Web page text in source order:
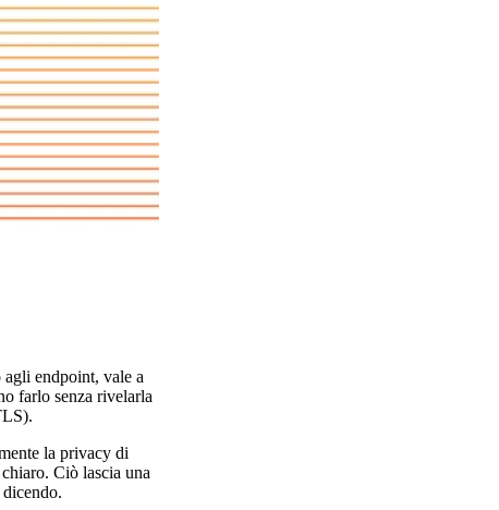
endpoint, vale a
farlo senza rivelarla
la privacy di
Ciò lascia una